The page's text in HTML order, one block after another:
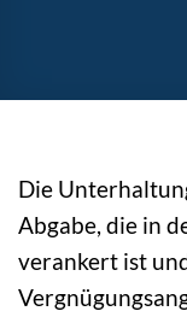
Die
Abgabe, die in
verankert ist